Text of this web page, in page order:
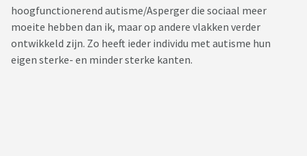
hoogfunctionerend autisme/Asperger die sociaal meer
moeite hebben dan ik, maar op andere vlakken verder
ontwikkeld zijn. Zo heeft ieder individu met autisme hun
eigen sterke- en minder sterke kanten.